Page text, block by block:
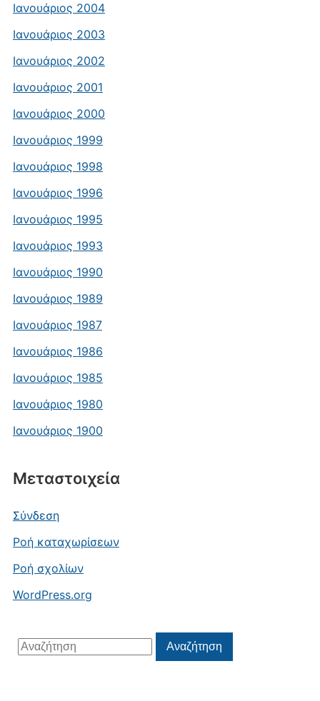
Ιανουάριος 2004
Ιανουάριος 2003
Ιανουάριος 2002
Ιανουάριος 2001
Ιανουάριος 2000
Ιανουάριος 1999
Ιανουάριος 1998
Ιανουάριος 1996
Ιανουάριος 1995
Ιανουάριος 1993
Ιανουάριος 1990
Ιανουάριος 1989
Ιανουάριος 1987
Ιανουάριος 1986
Ιανουάριος 1985
Ιανουάριος 1980
Ιανουάριος 1900
Μεταστοιχεία
Σύνδεση
Ροή καταχωρίσεων
Ροή σχολίων
WordPress.org
Αναζήτηση
για:
Αναζήτηση